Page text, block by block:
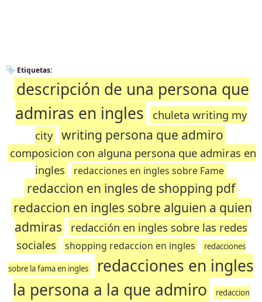
Etiquetas:
descripción de una persona que
admiras en ingles
chuleta writing my
city writing persona que admiro
composicion con alguna persona que admiras en
ingles
redacciones en ingles sobre Fame
redaccion en ingles de shopping pdf
redaccion en ingles sobre alguien a quien
admiras
redacción en ingles sobre las redes
sociales
shopping redaccion en ingles redacciones
sobre la fama en ingles
redacciones en ingles
la persona a la que admiro
redaccion